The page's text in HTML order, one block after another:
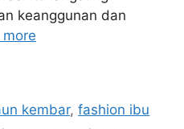
keanggunan dan
more
kembar,fashion ibu